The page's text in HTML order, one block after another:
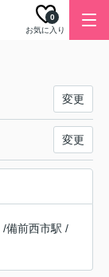
お気に入り
0
変更
変更
/備前西市駅 /